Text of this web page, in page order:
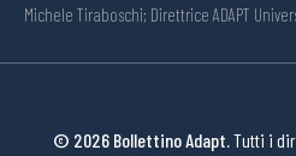
Michele Tiraboschi; Direttrice ADAPT
© 2026 Bollettino Adapt. Tutti i